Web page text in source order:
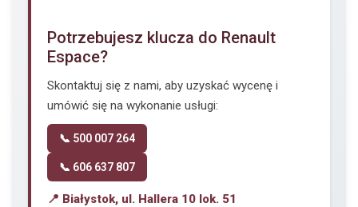
Potrzebujesz klucza do Renault
Espace?
Skontaktuj się z nami, aby uzyskać wycenę i
umówić się na wykonanie usługi:
📞 500 007 264
📞 606 637 807
📍 Białystok, ul. Hallera 10 lok. 51